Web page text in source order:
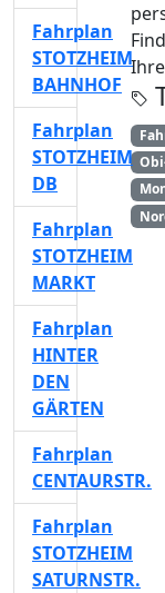
Fahrplan
STOTZHEIM
BAHNHOF
Fahrplan
STOTZHEIM
DB
Fahrplan
STOTZHEIM
MARKT
Fahrplan
HINTER
DEN
GÄRTEN
Fahrplan
CENTAURSTR.
Fahrplan
STOTZHEIM
SATURNSTR.